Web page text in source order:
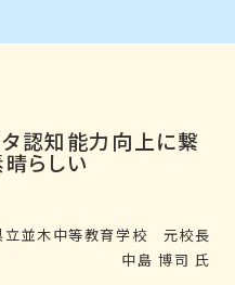
タ認知能力向上に繋
らしい
立並木中等教育学校 元校長
中島 博司 氏